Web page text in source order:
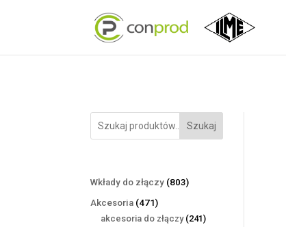
Szukaj
Wkłady do złączy 803803
Akcesoria 471471
produktów
akcesoria do złączy 241241